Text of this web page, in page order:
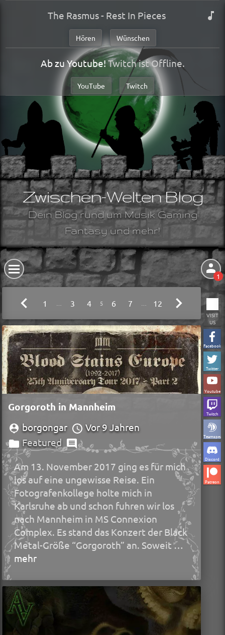
The Rasmus - Rest In Pieces
Hören Wünschen
Ab zu Youtube!Twitch ist Offline.
YouTube Twitch
Zwischen-Welten Blog
Dein Blog rund um Musik Gaming
Fantasy und mehr!
1
VISIT
US
Facebook
Twitter
Youtube
Twitch
Teamspeak
Discord
Patreon
1 3 4 5 6 7 12
Gorgoroth in Mannheim
borgongar
Vor 9 Jahren
Featured
Am 13. November 2017 ging es für mich
los auf eine ungewisse Reise. Ein
Fotografenkollege holte mich in
Karlsruhe ab und schon fuhren wir los
nach Mannheim in MS Connexion
Complex. Es stand das Konzert der Black
Metal-Größe “Gorgoroth” an. Soweit …
mehr